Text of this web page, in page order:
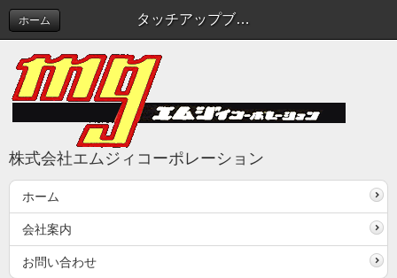
タッチアップブラシレギャラー30本入り
ホーム
株式会社エムジィコーポレーション
ホーム
会社案内
お問い合わせ